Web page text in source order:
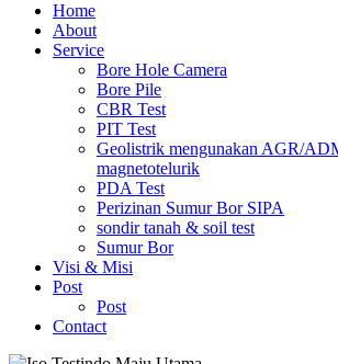
Home
About
Service
Bore Hole Camera
Bore Pile
CBR Test
PIT Test
Geolistrik mengunakan AGR/
magnetotelurik
PDA Test
Perizinan Sumur Bor SIPA
sondir tanah & soil test
Sumur Bor
Visi & Misi
Post
Post
Contact